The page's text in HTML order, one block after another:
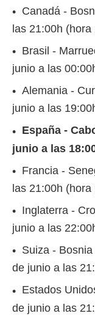
Canadá -
las 21:00h (hora
Brasil -
junio a las
Alemania -
junio a las
España -
junio a las
Francia -
las 21:00h (hora
Inglaterra -
junio a las
Suiza -
de junio a las
Estados
de junio a las